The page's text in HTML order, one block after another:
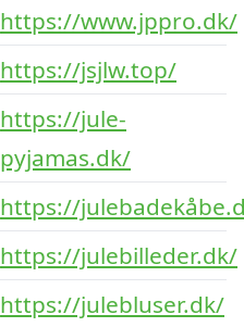
https://www.jppro.dk/
https://jsjlw.top/
https://jule-
pyjamas.dk/
https://
https://julebilleder.dk/
https://julebluser.dk/